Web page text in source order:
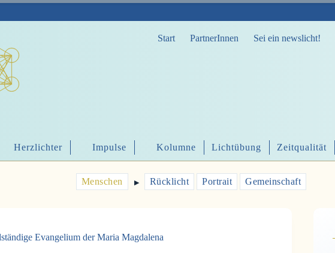
Start PartnerInnen Sei ein newslicht!
Herzlichter Impulse Kolumne Lichtübung Zeitqualität
Menschen ▶︎ Rücklicht Portrait Gemeinschaft
Evangelium der Maria Magdalena